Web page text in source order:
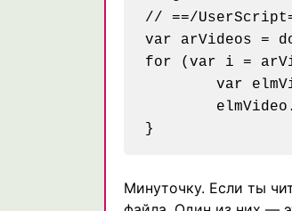
// ==/
var arVideos =
for (var i =
Минуточку. Если ты